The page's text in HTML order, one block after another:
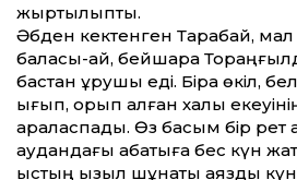
жыртылыпты.
Әбден кектенген Тарақбай,
баласы-ай, бейшара
бастан ұрушы еді. Бірақ өкіл,
ығып, қорқып қалған халық
араласпады. Өз басым бір
аудандағы абақтыға бес күн
қыстың қызыл шұнақты аязды